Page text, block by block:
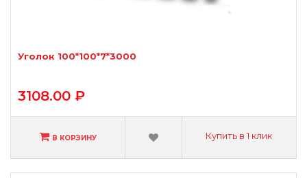
Уголок 100*100*7*3000
3108.00 ₽
В КОРЗИНУ Купить в 1 клик